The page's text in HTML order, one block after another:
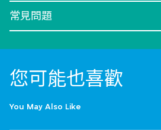
常見問題
您可能也喜歡
You May Also Like